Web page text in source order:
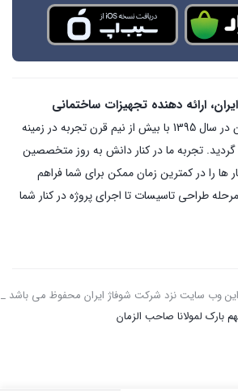
ارائه دهنده تجهیزات ساختمانی
فروشگاه اینترنتی شوفاژ ایران در سال 1395 با بیش از نیم قرن تجربه در زمینه
تجربه ما در کنار دانش به روز متخصصین
ها را در کمترین زمان ممکن برای شما فراهم
مرحله طراحی تاسیسات تا اجرای پروژه در کنار شما
وب سایت نزد شرکت شوفاژ ایران محفوظ می باشد _
بارک لمولانا صاحب الزمان